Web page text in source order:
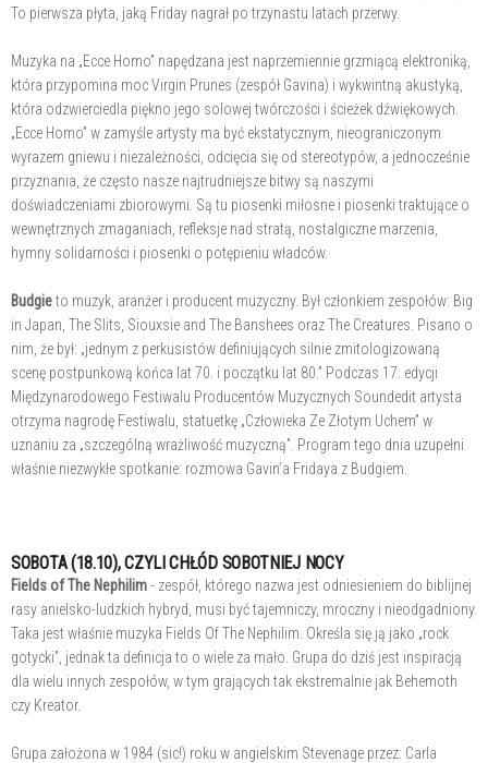
To pierwsza płyta, jaką Friday nagrał po trzynastu latach przerwy.
Muzyka na „Ecce Homo” napędzana jest naprzemiennie grzmiącą elektroniką,
która przypomina moc Virgin Prunes (zespół Gavina) i wykwintną akustyką,
która odzwierciedla piękno jego solowej twórczości i ścieżek dźwiękowych.
„Ecce Homo” w zamyśle artysty ma być ekstatycznym, nieograniczonym
wyrazem gniewu i niezależności, odcięcia się od stereotypów, a jednocześnie
przyznania, że często nasze najtrudniejsze bitwy są naszymi
doświadczeniami zbiorowymi. Są tu piosenki miłosne i piosenki traktujące o
wewnętrznych zmaganiach, refleksje nad stratą, nostalgiczne marzenia,
hymny solidarności i piosenki o potępieniu władców.
Budgieto muzyk, aranżer i producent muzyczny. Był członkiem zespołów: Big
in Japan, The Slits, Siouxsie and The Banshees oraz The Creatures. Pisano o
nim, że był: „jednym z perkusistów definiujących silnie zmitologizowaną
scenę postpunkową końca lat 70. i początku lat 80.” Podczas 17. edycji
Międzynarodowego Festiwalu Producentów Muzycznych Soundedit artysta
otrzyma nagrodę Festiwalu, statuetkę „Człowieka Ze Złotym Uchem” w
uznaniu za „szczególną wrażliwość muzyczną”. Program tego dnia uzupełni
właśnie niezwykłe spotkanie: rozmowa Gavin’a Fridaya z Budgiem.
SOBOTA (18.10), CZYLI CHŁÓD SOBOTNIEJ NOCY
Fields of The Nephilim- zespół, którego nazwa jest odniesieniem do biblijnej
rasy anielsko-ludzkich hybryd, musi być tajemniczy, mroczny i nieodgadniony.
Taka jest właśnie muzyka Fields Of The Nephilim. Określa się ją jako „rock
gotycki”, jednak ta definicja to o wiele za mało. Grupa do dziś jest inspiracją
dla wielu innych zespołów, w tym grających tak ekstremalnie jak Behemoth
czy Kreator.
Grupa założona w 1984 (sic!) roku w angielskim Stevenage przez: Carla